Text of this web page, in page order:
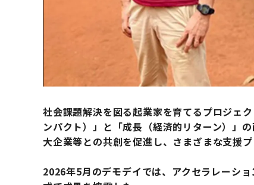
社会課題解決を図る起業家を育てるプロジェ
ンパクト）」と「成長（経済的リターン）」
大企業等との共創を促進し、さまざまな支援プ
2026年5月のデモデイでは、アクセラレーシ